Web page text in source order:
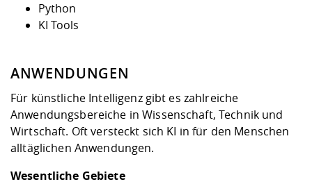
Python
KI Tools
ANWENDUNGEN
Für künstliche Intelligenz gibt es zahlreiche
Anwendungsbereiche in Wissenschaft, Technik und
Wirtschaft. Oft versteckt sich KI in für den Menschen
alltäglichen Anwendungen.
Wesentliche Gebiete